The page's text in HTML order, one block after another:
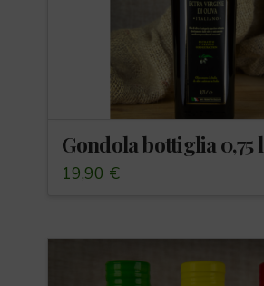
Gondola bottiglia 0,75 l
19,90 €